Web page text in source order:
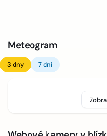
Meteogram
3 dny 7 dní